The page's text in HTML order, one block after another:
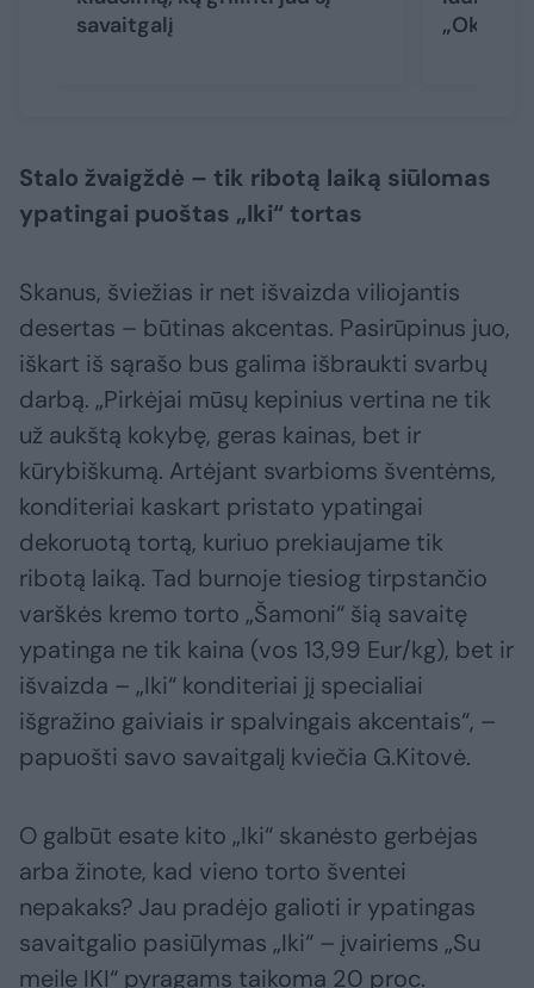
savaitgalį
Stalo žvaigždė – tik ribotą laiką siūlomas
ypatingai puoštas „Iki“ tortas
Skanus, šviežias ir net išvaizda viliojantis
desertas – būtinas akcentas. Pasirūpinus juo,
iškart iš sąrašo bus galima išbraukti svarbų
darbą. „Pirkėjai mūsų kepinius vertina ne tik
už aukštą kokybę, geras kainas, bet ir
kūrybiškumą. Artėjant svarbioms šventėms,
konditeriai kaskart pristato ypatingai
dekoruotą tortą, kuriuo prekiaujame tik
ribotą laiką. Tad burnoje tiesiog tirpstančio
varškės kremo torto „Šamoni“ šią savaitę
ypatinga ne tik kaina (vos 13,99 Eur/kg), bet ir
išvaizda – „Iki“ konditeriai jį specialiai
išgražino gaiviais ir spalvingais akcentais“, –
papuošti savo savaitgalį kviečia G.Kitovė.
O galbūt esate kito „Iki“ skanėsto gerbėjas
arba žinote, kad vieno torto šventei
nepakaks? Jau pradėjo galioti ir ypatingas
savaitgalio pasiūlymas „Iki“ – įvairiems „Su
meile IKI“ pyragams taikoma 20 proc.